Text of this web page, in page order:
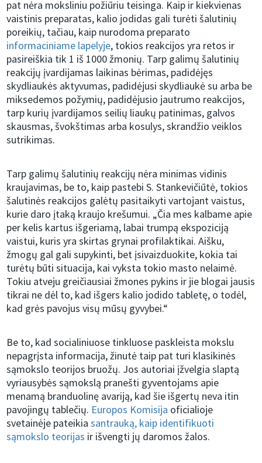
pat nėra moksliniu požiūriu teisinga. Kaip ir kiekvienas
vaistinis preparatas, kalio jodidas gali turėti šalutinių
poreikių, tačiau, kaip nurodoma preparato
informaciniame lapelyje, tokios reakcijos yra retos ir
pasireiškia tik 1 iš 1000 žmonių. Tarp galimų šalutinių
reakcijų įvardijamas laikinas bėrimas, padidėjęs
skydliaukės aktyvumas, padidėjusi skydliaukė su arba be
miksedemos požymių, padidėjusio jautrumo reakcijos,
tarp kurių įvardijamos seilių liaukų patinimas, galvos
skausmas, švokštimas arba kosulys, skrandžio veiklos
sutrikimas.
Tarp galimų šalutinių reakcijų nėra minimas vidinis
kraujavimas, be to, kaip pastebi S. Stankevičiūtė, tokios
šalutinės reakcijos galėtų pasitaikyti vartojant vaistus,
kurie daro įtaką kraujo krešumui. „Čia mes kalbame apie
per kelis kartus išgeriamą, labai trumpą ekspoziciją
vaistui, kuris yra skirtas grynai profilaktikai. Aišku,
žmogų gal gali supykinti, bet įsivaizduokite, kokia tai
turėtų būti situacija, kai vyksta tokio masto nelaimė.
Tokiu atveju greičiausiai žmones pykins ir jie blogai jausis
tikrai ne dėl to, kad išgers kalio jodido tabletę, o todėl,
kad grės pavojus visų mūsų gyvybei.“
Be to, kad socialiniuose tinkluose paskleista mokslu
nepagrįsta informacija, žinutė taip pat turi klasikinės
sąmokslo teorijos bruožų. Jos autoriai įžvelgia slaptą
vyriausybės sąmokslą pranešti gyventojams apie
menamą branduolinę avariją, kad šie išgertų neva itin
pavojingų tablečių. Europos Komisija oficialioje
svetainėje pateikiasantrauką, kaip identifikuoti
sąmokslo teorijas ir išvengti jų daromos žalos.